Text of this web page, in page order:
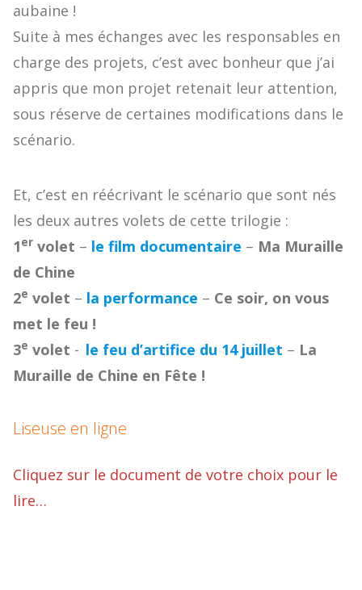
aubaine !
Suite à mes échanges avec les responsables en
charge des projets, c’est avec bonheur que j’ai
appris que mon projet retenait leur attention,
sous réserve de certaines modifications dans le
scénario.
Et, c’est en réécrivant le scénario que sont nés
les deux autres volets de cette trilogie :
1er volet – le film documentaire – Ma Muraille
de Chine
2e volet – la performance – Ce soir, on vous
met le feu !
3e volet - le feu d’artifice du 14 juillet – La
Muraille de Chine en Fête !
Liseuse en ligne
Cliquez sur le document de votre choix pour le
lire…